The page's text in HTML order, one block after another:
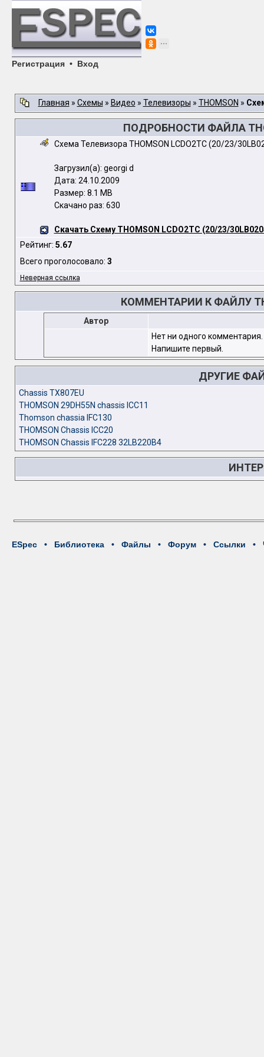
Регистрация • Вход
Главная » Схемы » Видео » Телевизоры » THOMSON »
ПОДРОБНОСТИ ФАЙЛА
Схема Телевизора THOMSON LCDO2TC (20/23/
Загрузил(а): georgi d
Дата: 24.10.2009
Размер: 8.1 MB
Скачано раз: 630
Скачать Схему THOMSON LCDO2TC (20/23/
Рейтинг: 5.67
Всего проголосовало: 3
Неверная ссылка
КОММЕНТАРИИ К ФАЙЛУ
Автор
Нет ни одного комментария.
Напишите первый.
ДРУГИЕ
Chassis TX807EU
THOMSON 29DH55N chassis ICC11
Thomson chassia IFC130
THOMSON Chassis ICC20
THOMSON Chassis IFC228 32LB220B4
ESpec • Библиотека • Файлы • Форум • Ссылки •